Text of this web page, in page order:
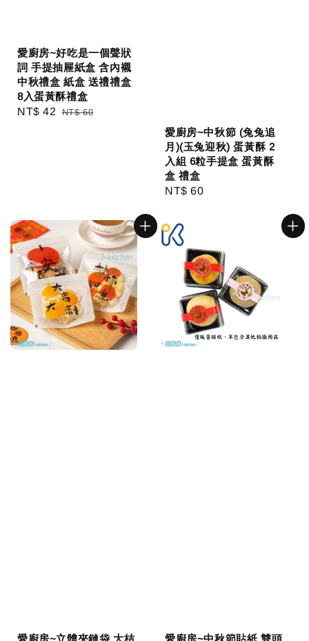
愛廚房~好吃是一個聲狀
詞 手提抽屜紙盒 含內襯
中秋禮盒 紙盒 送禮禮盒
8入蛋黃酥禮盒
Sale
NT$ 42 Regular
NT$ 60
愛廚房~中秋節 (兔兔追
月)(玉兔迎秋) 蛋黃酥 2
入組 6粒手提盒 蛋黃酥
盒 禮盒
Regular
NT$ 60
愛廚房~立體夾鏈袋 大桔 愛廚房~中秋節貼紙 雙頭